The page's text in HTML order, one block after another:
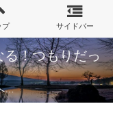
る！つもりだっ
…